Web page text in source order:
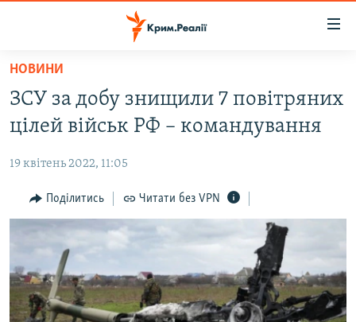
Перейти
основного
матеріалу
до
навігації
Перейти
пошуку
ВОДА.КРИМ
ПОЛІТИКА
БЛОГИ
ПОГЛЯД
ІНТЕРВ'Ю
ВСЕ ЗА ДЕНЬ
СПЕЦПРОЕКТИ
НОВИНИ
ЗСУ за добу знищили 7 повітряних
цілей військ РФ – командування
19 квітень 2022, 11:05
Поділитись Читати без VPN